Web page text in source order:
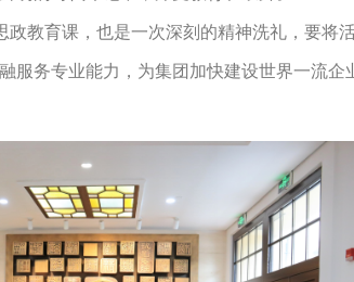
育课，也是一次深刻的精神洗礼，要将
服务专业能力，为集团加快建设世界一流企